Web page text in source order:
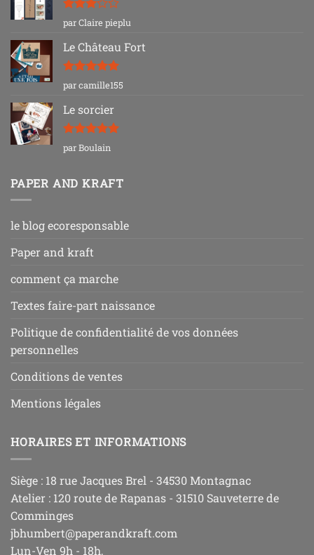
Note3
sur 5
par Claire pieplu
Le Château Fort
Note5sur
5
par camille155
Le sorcier
Note5sur
5
par Boulain
PAPER AND KRAFT
le blog ecoresponsable
Paper and kraft
comment ça marche
Textes faire-part naissance
Politique de confidentialité de vos données
personnelles
Conditions de ventes
Mentions légales
HORAIRES ET INFORMATIONS
Siège : 18 rue Jacques Brel - 34530 Montagnac
Atelier : 120 route de Rapanas - 31510 Sauveterre de
Comminges
jbhumbert@paperandkraft.com
Lun-Ven 9h - 18h,